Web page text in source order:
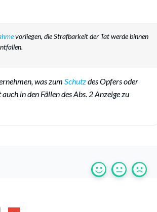
vorliegen, die Strafbarkeit der Tat werde binnen
was zum Schutzdes Opfers oder
in den Fällen des Abs. 2 Anzeige zu